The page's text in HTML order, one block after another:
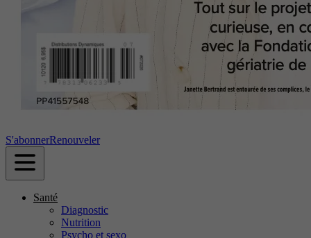
S'abonnerRenouveler
Santé
Diagnostic
Nutrition
Psycho et sexo